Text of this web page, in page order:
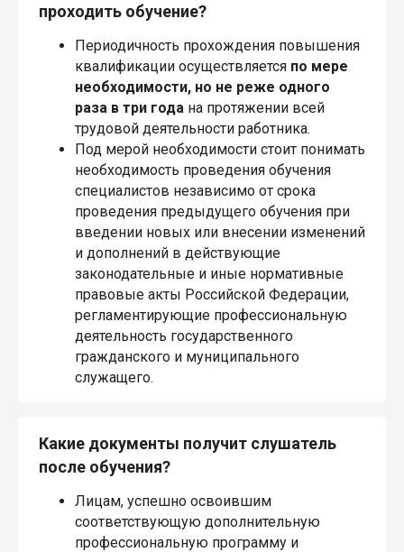
проходить обучение?
Периодичность прохождения повышения
квалификации осуществляется по мере
необходимости, но не реже одного
раза в три года на протяжении всей
трудовой деятельности работника.
Под мерой необходимости стоит понимать
необходимость проведения обучения
специалистов независимо от срока
проведения предыдущего обучения при
введении новых или внесении изменений
и дополнений в действующие
законодательные и иные нормативные
правовые акты Российской Федерации,
регламентирующие профессиональную
деятельность государственного
гражданского и муниципального
служащего.
Какие документы получит слушатель
после обучения?
Лицам, успешно освоившим
соответствующую дополнительную
профессиональную программу и